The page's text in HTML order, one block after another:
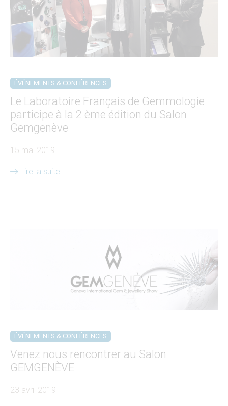
ÉVÉNEMENTS & CONFÉRENCES
Le Laboratoire Français de Gemmologie
participe à la 2 ème édition du Salon
Gemgenève
15 mai 2019
Lire la suite
ÉVÉNEMENTS & CONFÉRENCES
Venez nous rencontrer au Salon
GEMGENÈVE
23 avril 2019